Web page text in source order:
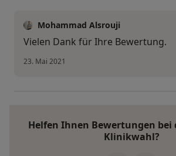
Mohammad Alsrouji
Vielen Dank für Ihre Bewertung.
23. Mai 2021
Helfen Ihnen Bewertungen bei
Klinikwahl?